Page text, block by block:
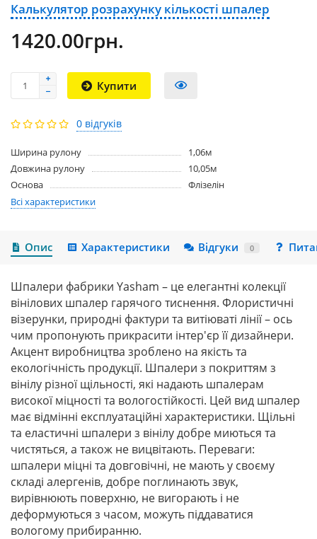
Калькулятор розрахунку кількості шпалер
1420.00грн.
Купити
0 відгуків
Ширина рулону
1,06м
Довжина рулону
10,05м
Основа
Флізелін
Всі характеристики
Опис Характеристики Відгуки 0
Шпалери фабрики Yasham – це елегантні колекції
вінілових шпалер гарячого тиснення. Флористичні
візерунки, природні фактури та витіюваті лінії – ось
чим пропонують прикрасити інтер'єр її дизайнери.
Акцент виробництва зроблено на якість та
екологічність продукції. Шпалери з покриттям з
вінілу різної щільності, які надають шпалерам
високої міцності та вологостійкості. Цей вид шпалер
має відмінні експлуатаційні характеристики. Щільні
та еластичні шпалери з вінілу добре миються та
чистяться, а також не вицвітають. Переваги:
шпалери міцні та довговічні, не мають у своєму
складі алергенів, добре поглинають звук,
вирівнюють поверхню, не вигорають і не
деформуються з часом, можуть піддаватися
вологому прибиранню.